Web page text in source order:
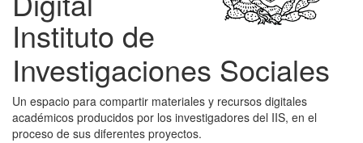
Instituto de
Investigaciones Sociales
Un espacio para compartir materiales y recursos digitales
académicos producidos por los investigadores del IIS, en el
proceso de sus diferentes proyectos.